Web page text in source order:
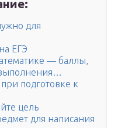
для
ЕГЭ
— баллы,
подготовке к
цель
для написания